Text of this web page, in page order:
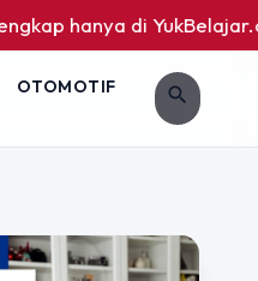
hanya di
OTOMOTIF search